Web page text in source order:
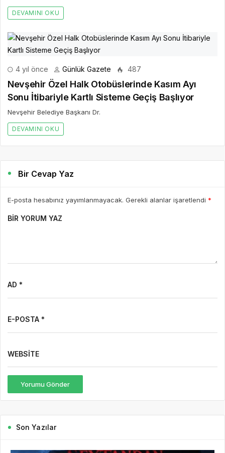
DEVAMINI OKU
4 yıl önce Günlük Gazete 487
Nevşehir Özel Halk Otobüslerinde Kasım Ayı
Sonu İtibariyle Kartlı Sisteme Geçiş Başlıyor
Nevşehir Belediye Başkanı Dr.
DEVAMINI OKU
Bir Cevap Yaz
E-posta hesabınız yayımlanmayacak. Gerekli alanlar işaretlendi *
BIR YORUM YAZ
AD *
E-POSTA *
WEBSITE
Yorumu Gönder
Son Yazılar